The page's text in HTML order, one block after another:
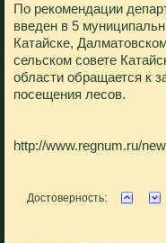
По рекомендации
введен в 5
Катайске,
сельском совете
области обращается к
посещения лесов.
http://www.regnum.ru/
Достоверность: